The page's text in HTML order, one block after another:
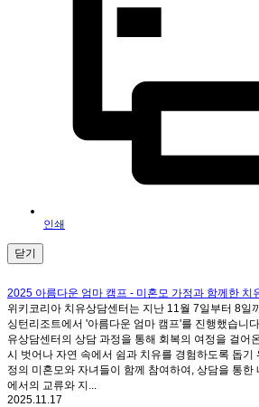
인쇄
닫기
2025 아름다운 엄마 캠프 - 미혼모 가정과 함께한 치
위키코리아 치유상담센터는 지난 11월 7일부터 8일
싱턴리조트에서 '아름다운 엄마 캠프'를 진행했습니
유상담센터의 상담 과정을 통해 회복의 여정을 걸어
시 벗어나 자연 속에서 쉼과 치유를 경험하도록 돕기
정의 미혼모와 자녀들이 함께 참여하여, 상담을 통한
에서의 교류와 지...
2025.11.17